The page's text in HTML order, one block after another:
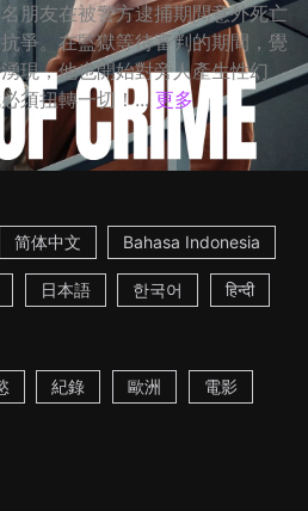
朋友在被警方逮捕期間意外死亡
爭。在監獄等待審判的期間，覺
現，他也開始對旁人產生性幻
須扭轉一切！... 更多
简体中文 Bahasa Indonesia
日本語 한국어 हिन्दी
紀錄 歐洲 電影